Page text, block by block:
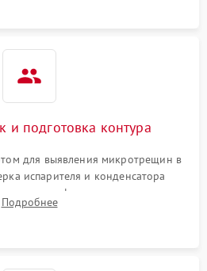
1800 ₽
и подготовка контура
для выявления микротрещин в
испарителя и конденсатора
старого фильтра-осушителя и
трубки для устранения засоров.
Подробнее